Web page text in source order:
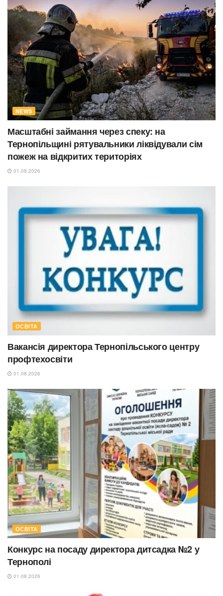
NEWS
Масштабні займання через спеку: на
Тернопільщині рятувальники ліквідували сім
пожеж на відкритих територіях
01.08.2026
ОСВІТА
Вакансія директора Тернопільського центру
профтехосвіти
01.08.2026
ОСВІТА
Конкурс на посаду директора дитсадка №2 у
Тернополі
01.08.2026